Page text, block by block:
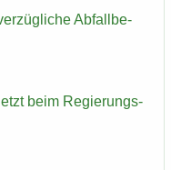
Ab­fall­be­
beim Re­gie­rungs­